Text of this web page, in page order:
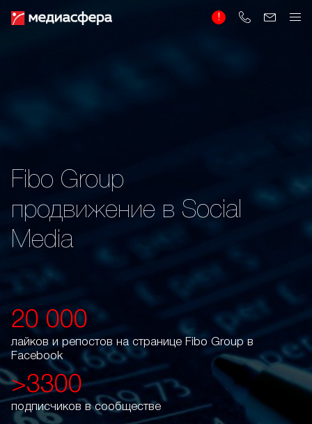
Fibo Group
продвижение в Social
Media
20 000
лайков и репостов на странице Fibo Group в
Facebook
>3300
подписчиков в сообществе